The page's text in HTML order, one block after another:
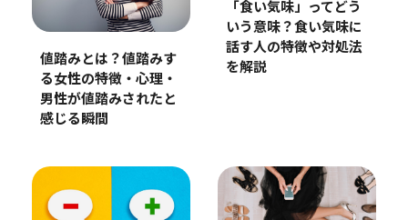
値踏みとは？値踏みす
る女性の特徴・心理・
男性が値踏みされたと
感じる瞬間
「食い気味」ってどう
いう意味？食い気味に
話す人の特徴や対処法
を解説